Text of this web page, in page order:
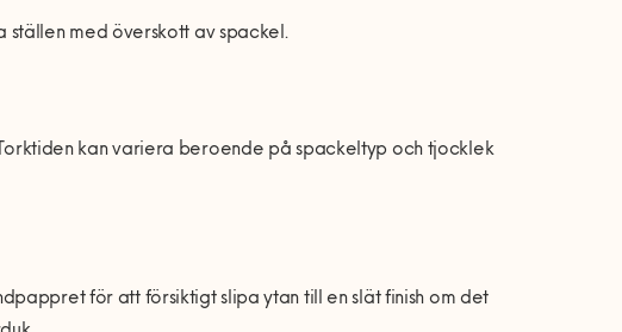
ställen med överskott av spackel.
kan variera beroende på spackeltyp och tjocklek
för att försiktigt slipa ytan till en slät finish om det